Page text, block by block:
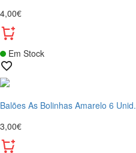
4,00€
Em Stock
Balões As Bolinhas Amarelo 6 Unid.
3,00€